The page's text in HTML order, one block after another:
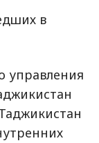
в
управления